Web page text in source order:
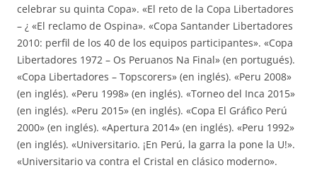
celebrar su quinta Copa». «El reto de la Copa Libertadores
– ¿ «El reclamo de Ospina». «Copa Santander Libertadores
2010: perfil de los 40 de los equipos participantes». «Copa
Libertadores 1972 – Os Peruanos Na Final» (en portugués).
«Copa Libertadores – Topscorers» (en inglés). «Peru 2008»
(en inglés). «Peru 1998» (en inglés). «Torneo del Inca 2015»
(en inglés). «Peru 2015» (en inglés). «Copa El Gráfico Perú
2000» (en inglés). «Apertura 2014» (en inglés). «Peru 1992»
(en inglés). «Universitario. ¡En Perú, la garra la pone la U!».
«Universitario va contra el Cristal en clásico moderno».